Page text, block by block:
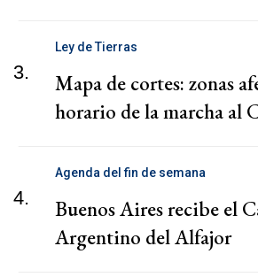
3.
Ley de Tierras
Mapa de cortes: zonas
horario de la marcha al
4.
Agenda del fin de semana
Buenos Aires recibe el
Argentino del Alfajor